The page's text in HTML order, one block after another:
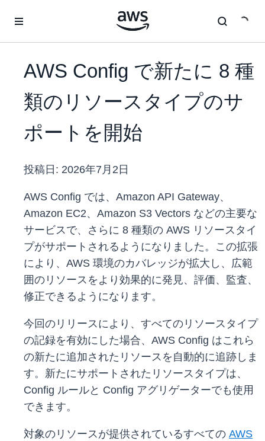
AWS Config で新たに 8 種
類のリソースタイプのサ
ポートを開始
投稿日: 2026年7月2日
AWS Config では、Amazon API Gateway、
Amazon EC2、Amazon S3 Vectors などの主要な
サービスで、さらに 8 種類の AWS リソースタイ
プがサポートされるようになりました。この拡張
により、AWS 環境のカバレッジが拡大し、広範
囲のリソースをより効果的に発見、評価、監査、
修正できるようになります。
今回のリリースにより、すべてのリソースタイプ
の記録を有効にした場合、AWS Config はこれら
の新たに追加されたリソースを自動的に追跡しま
す。新たにサポートされたリソースタイプは、
Config ルールと Config アグリゲーターでも使用
できます。
対象のリソースが提供されているすべての AWS